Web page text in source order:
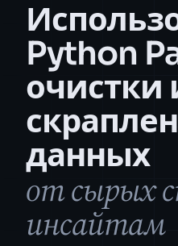
Python
очистки
данных
от сырых
инсайтам